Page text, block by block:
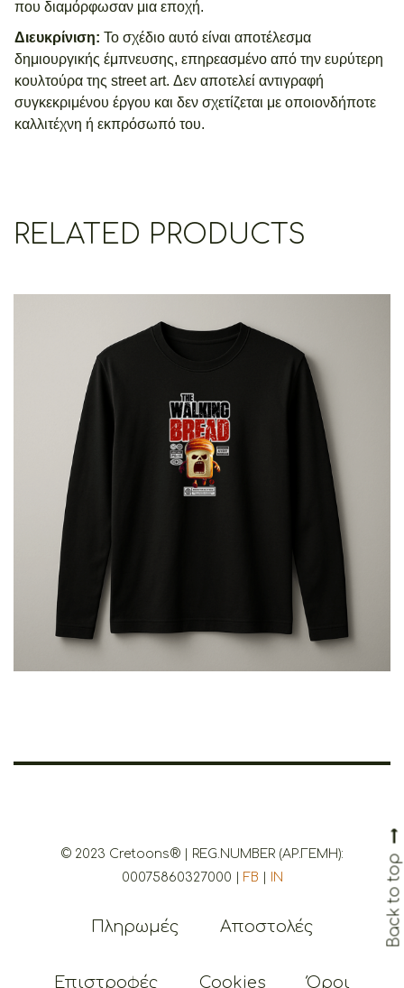
που διαμόρφωσαν μια εποχή.
Διευκρίνιση: Το σχέδιο αυτό είναι αποτέλεσμα
δημιουργικής έμπνευσης, επηρεασμένο από την ευρύτερη
κουλτούρα της street art. Δεν αποτελεί αντιγραφή
συγκεκριμένου έργου και δεν σχετίζεται με οποιονδήποτε
καλλιτέχνη ή εκπρόσωπό του.
RELATED PRODUCTS
The Walking Bread
€25.00
© 2023 Cretoons® | REG.NUMBER (ΑΡ.ΓΕΜΗ):
00075860327000 | FB IN
Πληρωμές Αποστολές
Επιστροφές Cookies Όροι